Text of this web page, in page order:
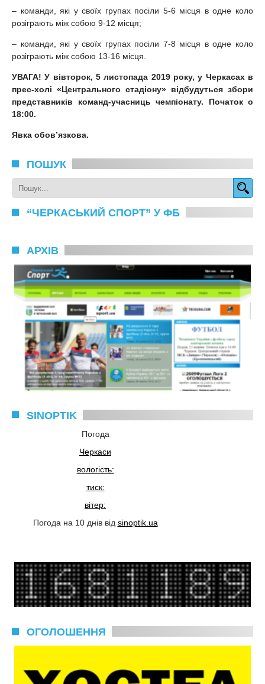
– команди, які у своїх групах посіли 5-6 місця в одне коло
розіграють між собою 9-12 місця;
– команди, які у своїх групах посіли 7-8 місця в одне коло
розіграють між собою 13-16 місця.
УВАГА! У вівторок, 5 листопада 2019 року, у Черкасах в
прес-холі «Центрального стадіону» відбудуться збори
представників команд-учасниць чемпіонату. Початок о
18:00.
Явка обов’язкова.
ПОШУК
“ЧЕРКАСЬКИЙ СПОРТ” У ФБ
АРХІВ
SINOPTIK
Погода
Черкаси
вологість:
тиск:
вітер:
Погода на 10 днів від sinoptik.ua
ОГОЛОШЕННЯ